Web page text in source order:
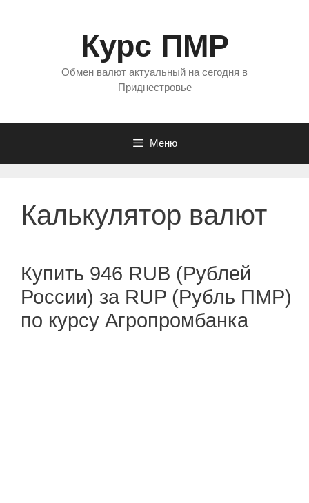
Курс ПМР
Обмен валют актуальный на сегодня в
Приднестровье
Меню
Калькулятор валют
Купить 946 RUB (Рублей
России) за RUP (Рубль ПМР)
по курсу Агропромбанка